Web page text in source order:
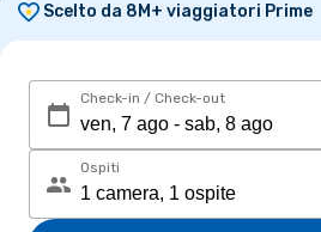
Scelto da 8M+ viaggiatori Prime
Check-in / Check-out
Ospiti